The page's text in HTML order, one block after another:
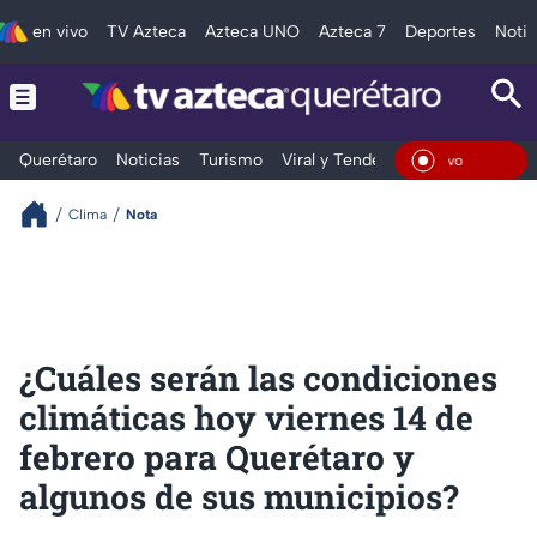
en vivo TV Azteca Azteca UNO Azteca 7 Deportes
Querétaro Noticias Turismo Viral y Tendencia Clima En
Clima Nota
¿Cuáles serán las condiciones
climáticas hoy viernes 14 de
febrero para Querétaro y
algunos de sus municipios?